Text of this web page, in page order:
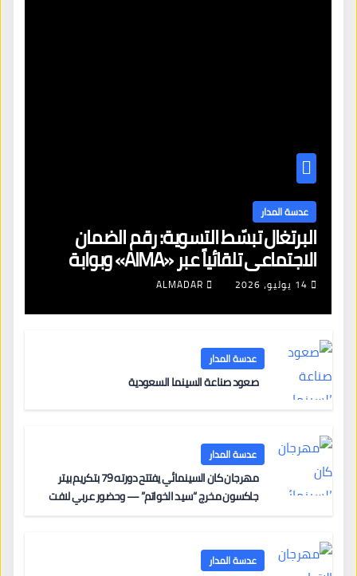
عدسة المدار
البرتغال تبسّط التسوية: رقم الضمان
الاجتماعي تلقائياً عبر «AIMA» وبوابة
جديدة لتجديد الإقامات
14 يوليو، 2026 ALMADAR
عدسة المدار
صعود صناعة السينما السعودية
عدسة المدار
مهرجان كان السينمائي يفتتح دورته 79 بتكريم بيتر
جاكسون مخرج “سيد الخواتم” — وحضور عربي لافت
عدسة المدار